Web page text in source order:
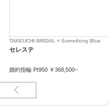
TAKEUCHI BRIDAL × Something Blue
セレステ
婚約指輪 Pt950 ￥368,500~